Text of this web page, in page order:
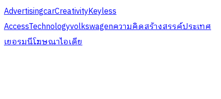
AdvertisingcarCreativityKeyless
AccessTechnologyvolkswagenความคิดสร้างสรรค์ประเทศ
เยอรมนีโฆษณาไอเดีย